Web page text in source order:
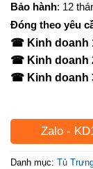
Bảo hành: 12
Đóng theo yêu
☎ Kinh doanh
☎ Kinh doanh
☎ Kinh doanh
Zalo -
Danh mục: Tủ